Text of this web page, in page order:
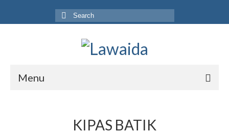
Search
for:
Menu
KIPAS BATIK